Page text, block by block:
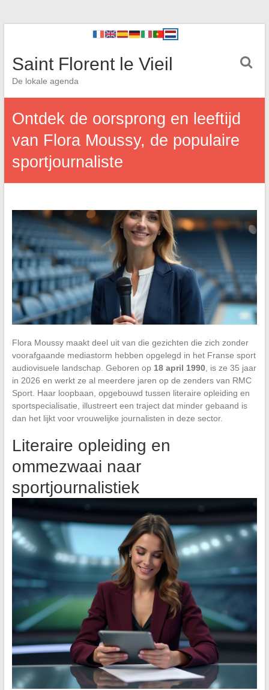
Saint Florent le Vieil
De lokale agenda
Ontdek de oorsprong en leeftijd
van Flora Moussy, de populaire
sportjournaliste
Flora Moussy maakt deel uit van die gezichten die zich zonder
voorafgaande mediastorm hebben opgelegd in het Franse sport
audiovisuele landschap. Geboren op 18 april 1990, is ze 35 jaar
in 2026 en werkt ze al meerdere jaren op de zenders van RMC
Sport. Haar loopbaan, opgebouwd tussen literaire opleiding en
sportspecialisatie, illustreert een traject dat minder gebaand is
dan het lijkt voor vrouwelijke journalisten in deze sector.
Literaire opleiding en
ommezwaai naar
sportjournalistiek